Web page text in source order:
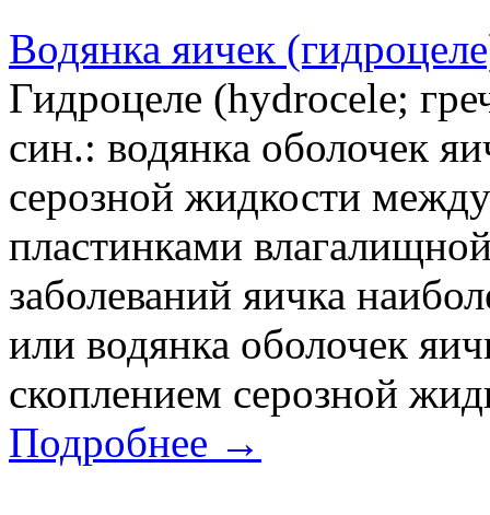
Водянка яичек
Гидроцеле (hydrocele;
син.: водянка оболочек
серозной жидкости
пластинками
заболеваний яичка
или водянка оболочек
скоплением серозной
Подробнее →